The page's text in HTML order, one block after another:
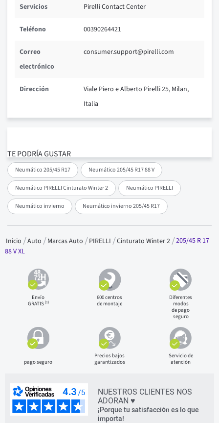
TE PODRÍA GUSTAR
Neumático 205/45 R17 Neumático 205/45 R17 88 V
Neumático PIRELLI Cinturato Winter 2 Neumático PIRELLI
Neumático invierno Neumático invierno 205/45 R17
Servicios Pirelli Contact Center
Teléfono 00390264421
Correo
electrónico
consumer.support@pirelli.com
Dirección
Viale Piero e Alberto Pirelli 25, Milan,
Italia
Inicio Auto Marcas Auto PIRELLI Cinturato Winter 2 205/45 R 17
88 V XL
Envío
GRATIS(1)
600 centros
de montaje
Diferentes
modos
de pago
seguro
pago seguro
Precios bajos
garantizados
Servicio de
atención
NUESTROS CLIENTES NOS
ADORAN ♥
¡Porque tu satisfacción es lo que
importa!